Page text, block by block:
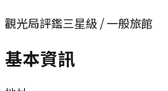
觀光局評鑑三星級 / 一般旅館
基本資訊